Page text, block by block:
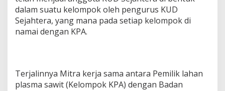
m
t
a
b
a
t
dalam suatu kelompok oleh pengurus KUD
Sejahtera, yang mana pada setiap kelompok di
namai dengan KPA.
Terjalinnya Mitra kerja sama antara Pemilik lahan
plasma sawit (Kelompok KPA) dengan Badan